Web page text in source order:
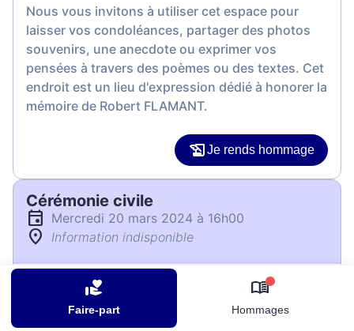
Faire-part Hommages
Nous vous invitons à utiliser cet espace pour
laisser vos condoléances, partager des photos
souvenirs, une anecdote ou exprimer vos
pensées à travers des poèmes ou des textes. Cet
endroit est un lieu d'expression dédié à honorer la
mémoire de Robert FLAMANT.
Je rends hommage
Cérémonie civile
mercredi 20 mars 2024 à 16h00
Information indisponible
Je rends hommage
Déroulé des obsèques